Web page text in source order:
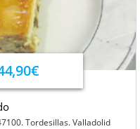
Tordesillas. Valladolid